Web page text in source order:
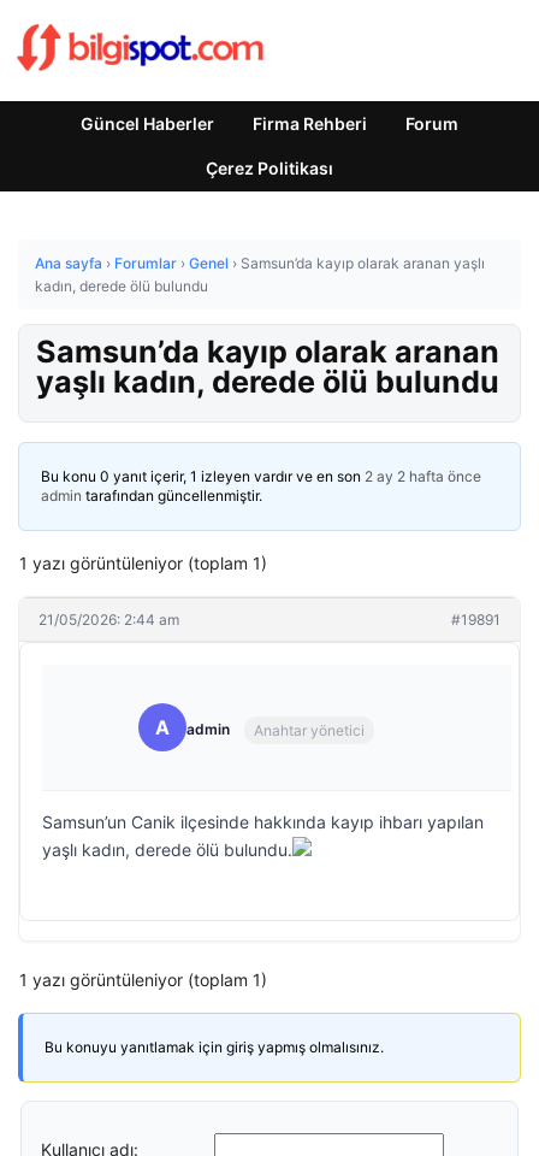
Güncel Haberler Firma Rehberi Forum
Çerez Politikası
Ana sayfa › Forumlar › Genel › Samsun’da kayıp olarak aranan yaşlı
kadın, derede ölü bulundu
Samsun’da kayıp olarak aranan
yaşlı kadın, derede ölü bulundu
Bu konu 0 yanıt içerir, 1 izleyen vardır ve en son 2 ay 2 hafta önce
admin tarafından güncellenmiştir.
1 yazı görüntüleniyor (toplam 1)
21/05/2026: 2:44 am #19891
A admin Anahtar yönetici
Samsun’un Canik ilçesinde hakkında kayıp ihbarı yapılan
yaşlı kadın, derede ölü bulundu.
1 yazı görüntüleniyor (toplam 1)
Bu konuyu yanıtlamak için giriş yapmış olmalısınız.
Kullanıcı adı: